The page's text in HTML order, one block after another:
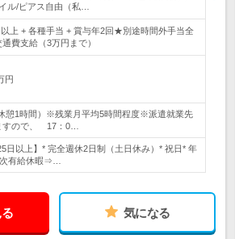
ル/ピアス自由（私…
以上 + 各種手当 + 賞与年2回★別途時間外手当全
費支給（3万円まで）
円
憩1時間）※残業月平均5時間程度※派遣就業先
すので、 17：0…
日以上】* 完全週休2日制（土日休み）* 祝日* 年
有給休暇⇒…
気になる